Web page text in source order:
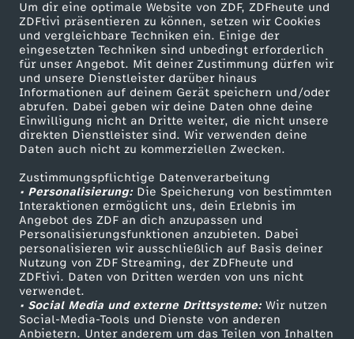
Um dir eine optimale Website von ZDF, ZDFheute und
ZDFtivi präsentieren zu können, setzen wir Cookies
und vergleichbare Techniken ein. Einige der
eingesetzten Techniken sind unbedingt erforderlich
für unser Angebot. Mit deiner Zustimmung dürfen wir
und unsere Dienstleister darüber hinaus
Informationen auf deinem Gerät speichern und/oder
abrufen. Dabei geben wir deine Daten ohne deine
Einwilligung nicht an Dritte weiter, die nicht unsere
direkten Dienstleister sind. Wir verwenden deine
Daten auch nicht zu kommerziellen Zwecken.
Zustimmungspflichtige Datenverarbeitung
• Personalisierung:Die Speicherung von bestimmten
Interaktionen ermöglicht uns, dein Erlebnis im
Angebot des ZDF an dich anzupassen und
Personalisierungsfunktionen anzubieten. Dabei
personalisieren wir ausschließlich auf Basis deiner
Nutzung von ZDF Streaming, der ZDFheute und
ZDFtivi. Daten von Dritten werden von uns nicht
verwendet.
• Social Media und externe Drittsysteme:Wir nutzen
Social-Media-Tools und Dienste von anderen
Anbietern. Unter anderem um das Teilen von Inhalten
c
h
&
S
t
e
r
n
e
Mehr ZDF
ZDF-Apps
Smart TV
ZDFtext
Livestreams
Sendungen A-Z
TV-Programm
Service
ZDFmitreden
Kontakt zum ZDF
Tickets
Zuschauerservice
Hilfe
ZDF Unternehmen
Karriere